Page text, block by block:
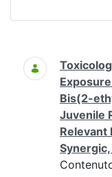
Ricerca
Bis(2-
Juvenile
Relevant